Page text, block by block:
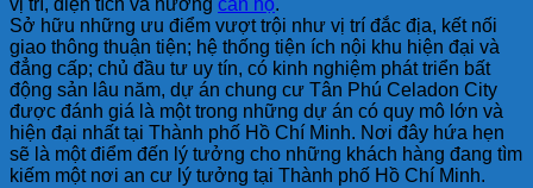
vị trí, diện tích và hướng căn hộ.
Sở hữu những ưu điểm vượt trội như vị trí đắc địa, kết nối
giao thông thuận tiện; hệ thống tiện ích nội khu hiện đại và
đẳng cấp; chủ đầu tư uy tín, có kinh nghiệm phát triển bất
động sản lâu năm, dự án chung cư Tân Phú Celadon City
được đánh giá là một trong những dự án có quy mô lớn và
hiện đại nhất tại Thành phố Hồ Chí Minh. Nơi đây hứa hẹn
sẽ là một điểm đến lý tưởng cho những khách hàng đang tìm
kiếm một nơi an cư lý tưởng tại Thành phố Hồ Chí Minh.